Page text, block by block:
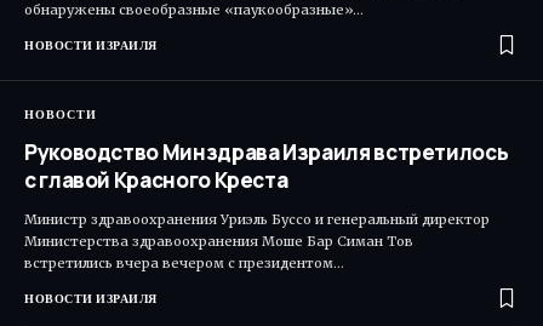
обнаружены своеобразные «паукообразные»…
НОВОСТИ ИЗРАИЛЯ
НОВОСТИ
Руководство Минздрава Израиля встретилось
с главой Красного Креста
Министр здравоохранения Уриэль Буссо и генеральный директор
Министерства здравоохранения Моше Бар Симан Тов
встретились вчера вечером с президентом…
НОВОСТИ ИЗРАИЛЯ